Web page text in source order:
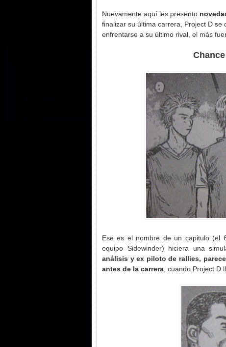
Nuevamente aquí les presento
finalizar su última carrera, Project D
enfrentarse a su último rival, el más
Ese es el nombre de un capitulo (el
equipo Sidewinder) hiciera una
análisis y ex piloto de rallies,
antes de la carrera , cuando Project